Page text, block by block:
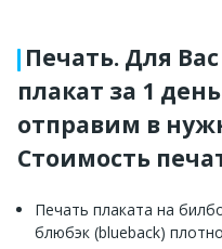
Печать. Для
плакат за 1
отправим в
Стоимость
Печать плаката на
блюбэк (blueback)